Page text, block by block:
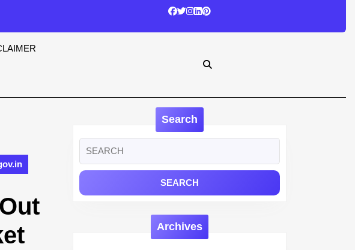
Search
for:
Archives